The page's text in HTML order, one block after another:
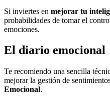
Si inviertes en mejorar tu
probabilidades de tomar el
emociones.
El diario emocional
Te recomiendo una sencilla
mejorar la gestión de
Emocional.